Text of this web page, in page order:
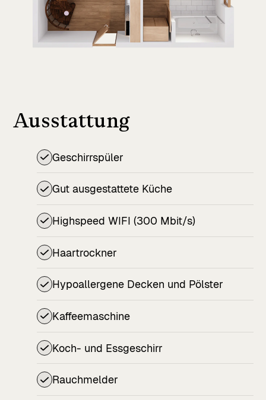
Ausstattung
Geschirrspüler
Gut ausgestattete Küche
Highspeed WIFI (300 Mbit/s)
Haartrockner
Hypoallergene Decken und Pölster
Kaffeemaschine
Koch- und Essgeschirr
Rauchmelder